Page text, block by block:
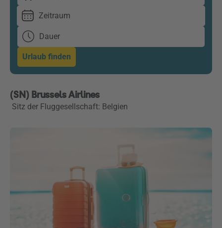
Zeitraum
Dauer
Urlaub finden
(SN) Brussels Airlines
Sitz der Fluggesellschaft: Belgien